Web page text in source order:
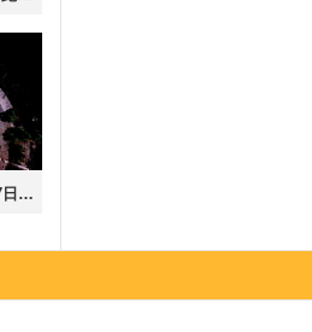
【游·赛事】2026年9月27日秘径长白，寻风沐林-长白山森氧mix跑！